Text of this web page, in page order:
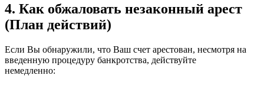
4. Как обжаловать незаконный арест
(План действий)
Если Вы обнаружили, что Ваш счет арестован, несмотря на
введенную процедуру банкротства, действуйте
немедленно: